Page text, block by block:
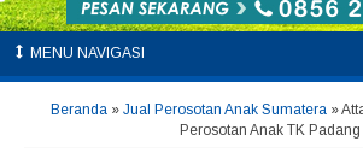
MENU NAVIGASI
Beranda» Jual Perosotan Anak Sumatera»
Perosotan Anak TK Padang